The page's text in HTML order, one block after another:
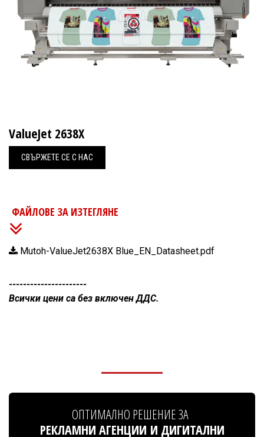
ValueJet 2638X
СВЪРЖЕТ​Е СЕ С НАС
ФАЙЛОВЕ ЗА ИЗТЕГЛЯНЕ
Mutoh-ValueJet2638X Blue_EN_Datasheet.pdf
----------------------
Всички цени са без включен ДДС.
ОПТИМАЛНО РЕШЕНИЕ ЗА
РЕКЛАМНИ АГЕНЦИИ И ДИГИТАЛНИ